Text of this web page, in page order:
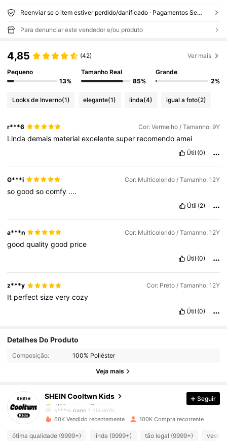
Reenviar se o item estiver perdido/danificado · Pagamentos Seguros · Proteção de privacidade
Para denunciar este vendedor e/ou produto
4,85 (42) Ver mais
Pequeno
13%
Tamanho Real
85%
Grande
2%
Looks de Inverno(1) elegante(1) linda(4) igual a foto(2)
r***6 Cor: Vermelho / Tamanho: 9Y
Lindademais materialexcelentesuper recomendoamei
Útil (0)
G***i Cor: Multicolorido / Tamanho: 12Y
sogoodsocomfy ....
Útil (2)
a***n Cor: Multicolorido / Tamanho: 12Y
goodqualitygood price
Útil (0)
z***y Cor: Preto / Tamanho: 12Y
It perfectsizeverycozy
Útil (0)
Detalhes Do Produto
Composição: 100% Poliéster
Veja mais
SHEIN Cooltwn Kids
4,95 38K Seguidores
38K Seguidores
4,95
38K Seguidores
s***m
1 dia atrás
4,95
Seguir
60K Vendido recentemente 100K Compra recorrente
ótima qualidade (9999+) linda (9999+) tão legal (9999+) veste